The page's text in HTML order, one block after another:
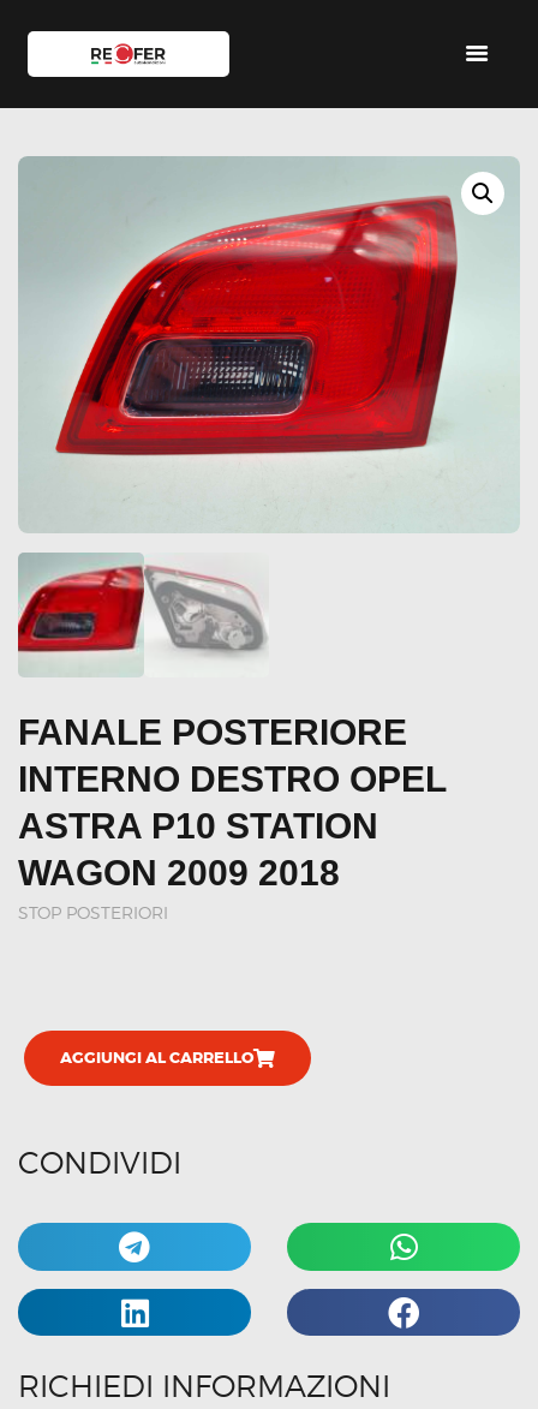
HOME
ACCOUNT
FANALE POSTERIORE
INTERNO DESTRO OPEL
ASTRA P10 STATION
WAGON 2009 2018
STOP POSTERIORI
AGGIUNGI AL CARRELLO
CONDIVIDI
RICHIEDI INFORMAZIONI